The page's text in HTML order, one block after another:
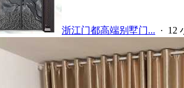
浙江门都高端别墅门... · 12